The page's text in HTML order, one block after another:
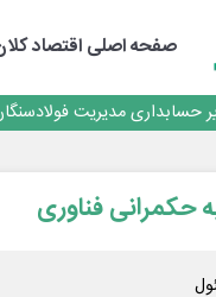
صفحه اصلیاقتصاد
حسابداری مدیریت
فلز سرخ از ۱۴هزار دلار در هر تن عبور کرد
دستوری
حکمرانی فناوری